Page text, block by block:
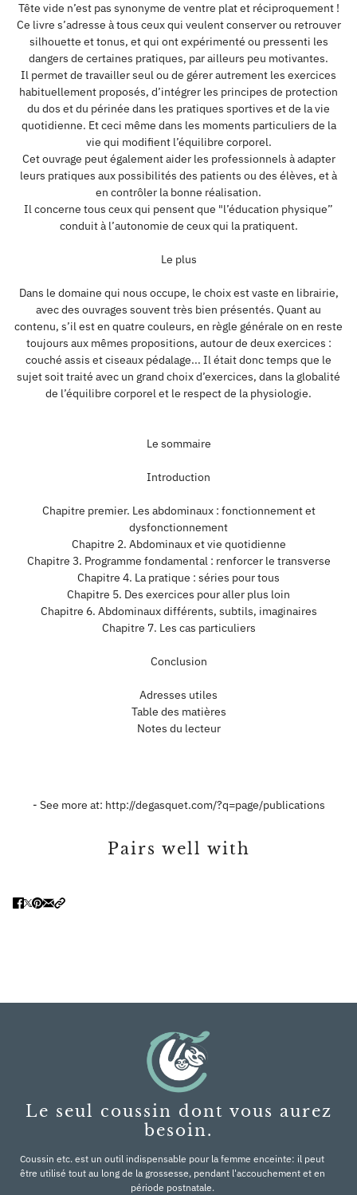
Tête vide n’est pas synonyme de ventre plat et réciproquement !
Ce livre s’adresse à tous ceux qui veulent conserver ou retrouver
silhouette et tonus, et qui ont expérimenté ou pressenti les
dangers de certaines pratiques, par ailleurs peu motivantes.
Il permet de travailler seul ou de gérer autrement les exercices
habituellement proposés, d’intégrer les principes de protection
du dos et du périnée dans les pratiques sportives et de la vie
quotidienne. Et ceci même dans les moments particuliers de la
vie qui modifient l’équilibre corporel.
Cet ouvrage peut également aider les professionnels à adapter
leurs pratiques aux possibilités des patients ou des élèves, et à
en contrôler la bonne réalisation.
Il concerne tous ceux qui pensent que "l’éducation physique”
conduit à l’autonomie de ceux qui la pratiquent.
Le plus
Dans le domaine qui nous occupe, le choix est vaste en librairie,
avec des ouvrages souvent très bien présentés. Quant au
contenu, s’il est en quatre couleurs, en règle générale on en reste
toujours aux mêmes propositions, autour de deux exercices :
couché assis et ciseaux pédalage... Il était donc temps que le
sujet soit traité avec un grand choix d’exercices, dans la globalité
de l’équilibre corporel et le respect de la physiologie.
Le sommaire
Introduction
Chapitre premier. Les abdominaux : fonctionnement et
dysfonctionnement
Chapitre 2. Abdominaux et vie quotidienne
Chapitre 3. Programme fondamental : renforcer le transverse
Chapitre 4. La pratique : séries pour tous
Chapitre 5. Des exercices pour aller plus loin
Chapitre 6. Abdominaux différents, subtils, imaginaires
Chapitre 7. Les cas particuliers
Conclusion
Adresses utiles
Table des matières
Notes du lecteur
- See more at: http://degasquet.com/?q=page/publications
Pairs well with
Le seul coussin dont vous aurez
besoin.
Coussin etc. est un outil indispensable pour la femme enceinte: il peut
être utilisé tout au long de la grossesse, pendant l'accouchement et en
période postnatale.